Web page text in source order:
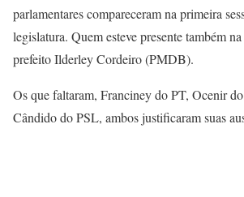
parlamentares compareceram na primeira
legislatura. Quem esteve presente também
prefeito Ilderley Cordeiro (PMDB).
Os que faltaram, Franciney do PT, Ocenir
Cândido do PSL, ambos justificaram suas